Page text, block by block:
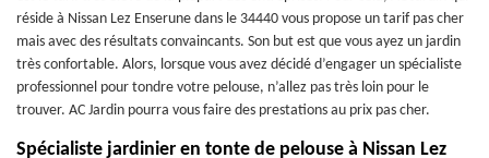
réside à Nissan Lez Enserune dans le 34440 vous propose un tarif pas cher
mais avec des résultats convaincants. Son but est que vous ayez un jardin
très confortable. Alors, lorsque vous avez décidé d’engager un spécialiste
professionnel pour tondre votre pelouse, n’allez pas très loin pour le
trouver. AC Jardin pourra vous faire des prestations au prix pas cher.
Spécialiste jardinier en tonte de pelouse à Nissan Lez